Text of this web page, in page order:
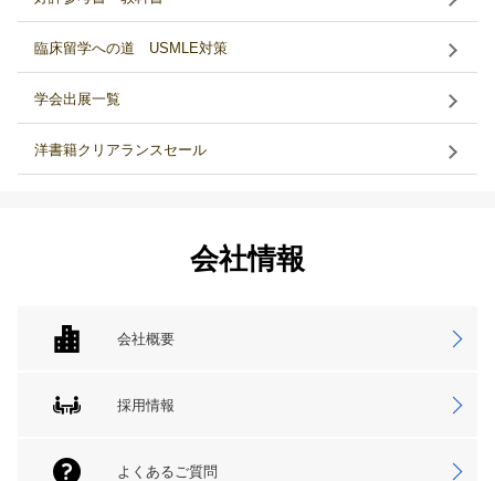
臨床留学への道 USMLE対策
学会出展一覧
洋書籍クリアランスセール
会社情報
会社概要
採用情報
よくあるご質問